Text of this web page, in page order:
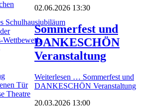
Schulhausjubiläum
Wettbewerb
Tür
Theatre
02.06.2026 13:30
Sommerfest und
DANKESCHÖN
Veranstaltung
Weiterlesen … Sommerfest und
DANKESCHÖN Veranstaltung
20.03.2026 13:00